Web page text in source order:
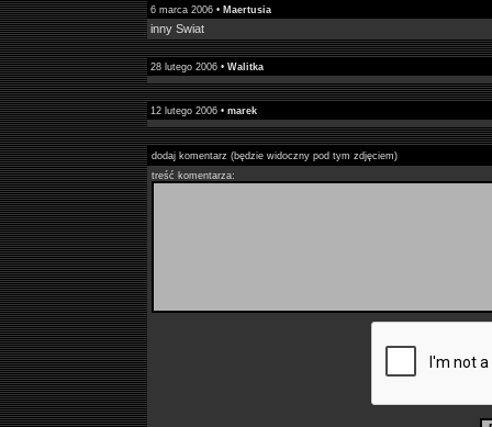
6 marca 2006 • Maertusia
inny Swiat
28 lutego 2006 • Walitka
12 lutego 2006 • marek
dodaj komentarz (będzie widoczny pod tym zdjęciem)
treść komentarza: